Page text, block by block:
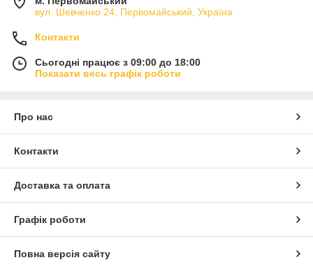
вул. Шевченко 24, Первомайський, Україна
Контакти
Сьогодні працює з 09:00 до 18:00
Показати весь графік роботи
Про нас
Контакти
Доставка та оплата
Графік роботи
Повна версія сайту